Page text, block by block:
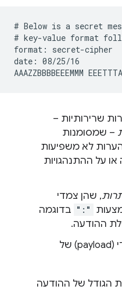
# Below is a secret
# key-value format
format: secret-cipher
date: 08/25/16
שרירותיות –
לא משפיעות
ההתנהגויות
, שהן צמדי
":"
בדוגמה
הודעות מכילות מטען ייעודי (payload) של
של ההודעה